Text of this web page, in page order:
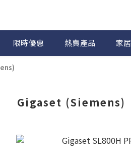
限時優惠 熱賣產品 家居
Gigaset (Siemens)